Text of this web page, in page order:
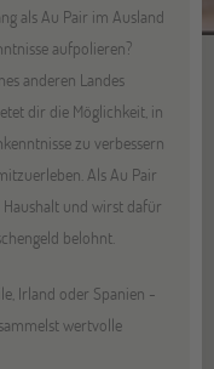
als Au Pair im Ausland
aufpolieren?
anderen Landes
dir die Möglichkeit, in
zu verbessern
Als Au Pair
und wirst dafür
belohnt.
Irland oder Spanien -
wertvolle